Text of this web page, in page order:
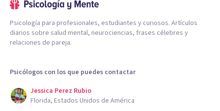
Psicología para profesionales, estudiantes y curiosos. Artículos
diarios sobre salud mental, neurociencias, frases célebres y
relaciones de pareja.
Psicólogos con los que puedes contactar
Jessica Perez Rubio
Florida, Estados Unidos de América